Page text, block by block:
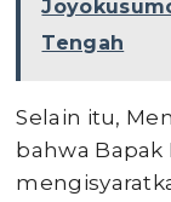
Tengah
Selain itu,
bahwa Bapak